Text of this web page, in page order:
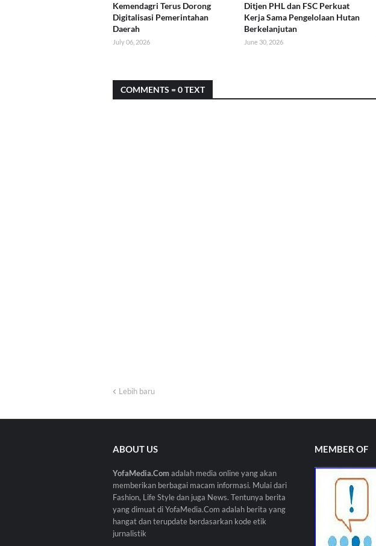
Kemendagri Terus Dorong
Digitalisasi Pemerintahan
Daerah
July 06, 2026
Ditjen PHL dan FSC Perkuat
Kerja Sama Pengelolaan Hutan
Berkelanjutan
June 30, 2026
COMMENTS = 0 TEXT
Lebih baru
ABOUT US
YofaMedia.Comadalah media online yang akan
memberikan berbagai macam informasi. Mulai dari
Fashion, Life Style dan juga News. Tentunya berita
yang dimuat di YofaMedia.Com adalah berita yang
hangat dan terupdate berdasarkan kode etik
jurnalistik
MEMBER OF